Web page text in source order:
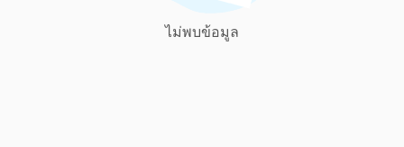
ไม่พบข้อมูล